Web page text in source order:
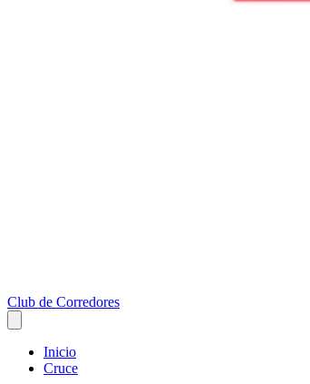
Club de Corredores
Inicio
Cruce